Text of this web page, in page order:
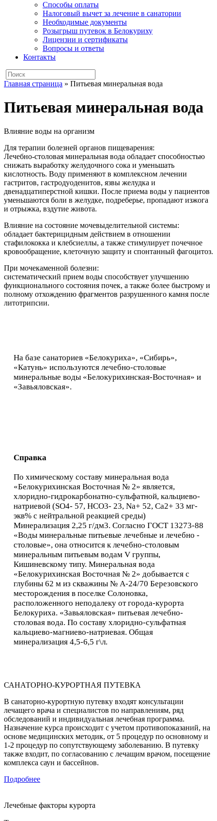
Способы оплаты
Налоговый вычет за лечение в санатории
Необходимые документы
Розыгрыш путевок в Белокуриху
Лицензии и сертификаты
Вопросы и ответы
Контакты
Главная страница » Питьевая минеральная вода
Питьевая минеральная вода
Влияние воды на организм
Для терапии болезней органов пищеварения:
Лечебно-столовая минеральная вода обладает способностью
снижать выработку желудочного сока и уменьшать
кислотность. Воду применяют в комплексном лечении
гастритов, гастродуоденитов, язвы желудка и
двенадцатиперстной кишки. После приема воды у пациентов
уменьшаются боли в желудке, подреберье, пропадают изжога
и отрыжка, вздутие живота.
Влияние на состояние мочевыделительной системы:
обладает бактерицидным действием в отношении
стафилококка и клебсиеллы, а также стимулирует почечное
кровообращение, клеточную защиту и спонтанный фагоцитоз.
При мочекаменной болезни:
систематический прием воды способствует улучшению
функционального состояния почек, а также более быстрому и
полному отхождению фрагментов разрушенного камня после
литотрипсии.
На базе санаториев «Белокуриха», «Сибирь»,
«Катунь» используются лечебно-столовые
минеральные воды «Белокурихинская-Восточная» и
«Завьяловская».
Справка
По химическому составу минеральная вода
«Белокурихинская Восточная № 2» является,
хлоридно-гидрокарбонатно-сульфатной, кальциево-
натриевой (SO4- 57, HCO3- 23, Na+ 52, Са2+ 33 мг-
экв% с нейтральной реакцией среды)
Минерализация 2,25 г/дм3. Согласно ГОСТ 13273-88
«Воды минеральные питьевые лечебные и лечебно -
столовые», она относится к лечебно-столовым
минеральным питьевым водам V группы,
Кишиневскому типу. Минеральная вода
«Белокурихинская Восточная № 2» добывается с
глубины 62 м из скважины № А-24/70 Березовского
месторождения в поселке Солоновка,
расположенного неподалеку от города-курорта
Белокуриха. «Завьяловская» питьевая лечебно-
столовая вода. По составу хлоридно-сульфатная
кальциево-магниево-натриевая. Общая
минерализация 4,5-6,5 г\л.
САНАТОРНО-КУРОРТНАЯ ПУТЕВКА
В санаторно-курортную путевку входят консультации
лечащего врача и специалистов по направлениям, ряд
обследований и индивидуальная лечебная программа.
Назначение курса происходит с учетом противопоказаний, на
основе медицинских методик, от 5 процедур по основному и
1-2 процедур по сопутствующему заболеванию. В путевку
также входит, по согласованию с лечащим врачом, посещение
комплекса саун и бассейнов.
Подробнее
Лечебные факторы курорта